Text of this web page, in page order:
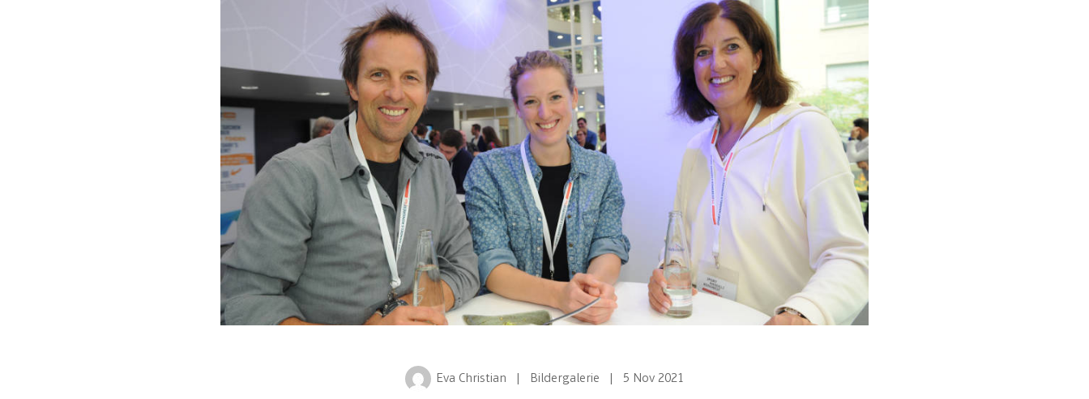
Eva Christian | Bildergalerie | 5 Nov 2021